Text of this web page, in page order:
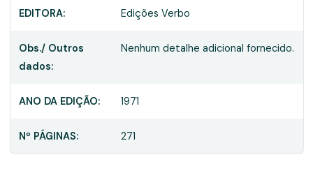
EDITORA: Edições Verbo
Obs./ Outros
dados:
Nenhum detalhe adicional fornecido.
ANO DA EDIÇÃO: 1971
Nº PÁGINAS: 271